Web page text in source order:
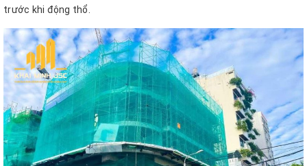
trước khi động thổ.